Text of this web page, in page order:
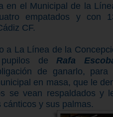
en el Municipal de la
empatados y con
CF.
a La Línea de la
de Rafa
de ganarlo,
en masa, que le
se vean respaldados y
y sus palmas.